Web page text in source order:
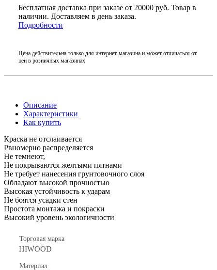
Бесплатная доставка при заказе от 20000 руб. Товар в
наличии. Доставляем в день заказа.
Подробности
Цена действительна только для интернет-магазина и может отличаться от
цен в розничных магазинах
Описание
Характеристики
Как купить
Краска не отслаивается
Рвномерно распределяется
Не темнеют,
Не покрываются желтыми пятнами
Не требует нанесения грунтовочного слоя
Обладают высокой прочностью
Высокая устойчивость к ударам
Не боятся усадки стен
Простота монтажа и покраски
Высокий уровень экологичности
Торговая марка
HIWOOD
Материал